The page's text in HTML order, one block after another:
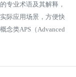
专业术语及其解释，
际应用场景，方便快
念类APS（Advanced